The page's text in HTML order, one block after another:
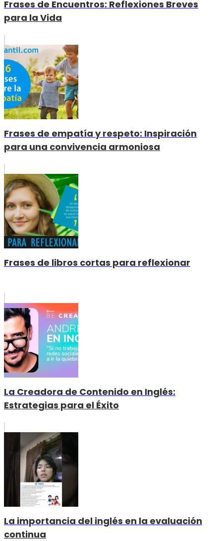
Frases de Encuentros: Reflexiones Breves
para la Vida
Frases de empatía y respeto: Inspiración
para una convivencia armoniosa
Frases de libros cortas para reflexionar
La Creadora de Contenido en Inglés:
Estrategias para el Éxito
La importancia del inglés en la evaluación
continua